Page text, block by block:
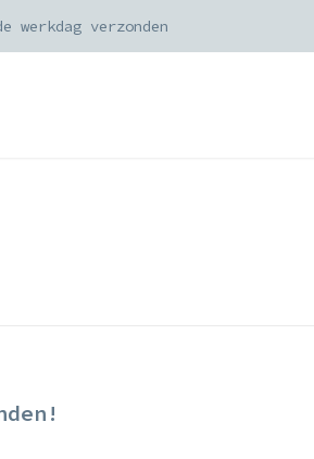
werkdag verzonden